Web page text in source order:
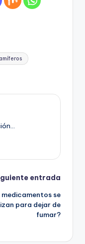
entrada
medicamentos se
para dejar de
fumar?